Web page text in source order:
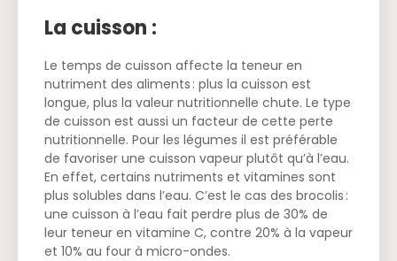
La cuisson :
Le temps de cuisson affecte la teneur en
nutriment des aliments : plus la cuisson est
longue, plus la valeur nutritionnelle chute. Le type
de cuisson est aussi un facteur de cette perte
nutritionnelle. Pour les légumes il est préférable
de favoriser une cuisson vapeur plutôt qu’à l’eau.
En effet, certains nutriments et vitamines sont
plus solubles dans l’eau. C’est le cas des brocolis :
une cuisson à l’eau fait perdre plus de 30% de
leur teneur en vitamine C, contre 20% à la vapeur
et 10% au four à micro-ondes.